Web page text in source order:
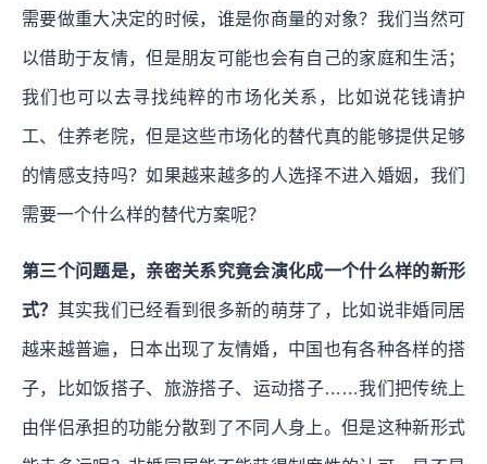
需要做重大决定的时候，谁是你商量的对象？我们当然可
以借助于友情，但是朋友可能也会有自己的家庭和生活；
我们也可以去寻找纯粹的市场化关系，比如说花钱请护
工、住养老院，但是这些市场化的替代真的能够提供足够
的情感支持吗？如果越来越多的人选择不进入婚姻，我们
需要一个什么样的替代方案呢？
第三个问题是，亲密关系究竟会演化成一个什么样的新形
式？ 其实我们已经看到很多新的萌芽了，比如说非婚同居
越来越普遍，日本出现了友情婚，中国也有各种各样的搭
子，比如饭搭子、旅游搭子、运动搭子……我们把传统上
由伴侣承担的功能分散到了不同人身上。但是这种新形式